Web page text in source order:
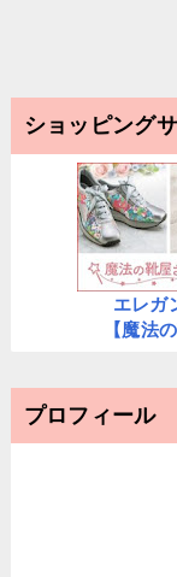
ショッピング
エレガ
【魔法
プロフィール